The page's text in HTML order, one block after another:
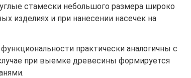
стамески небольшого размера широко
изделиях и при нанесении насечек на
практически аналогичны с
при выемке древесины формируется